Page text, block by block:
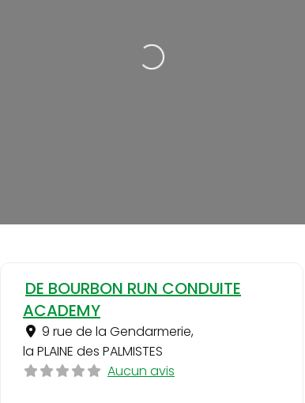
Loading...
DE BOURBON RUN CONDUITE
ACADEMY
9 rue de la Gendarmerie,
la PLAINE des PALMISTES
Aucun avis